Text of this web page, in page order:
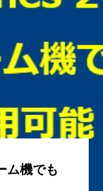
ム機でも